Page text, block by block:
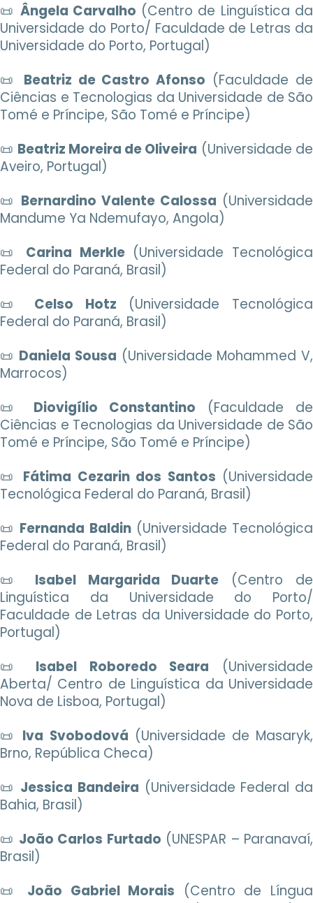
📜 Ângela Carvalho (Centro de Linguística da
Universidade do Porto/ Faculdade de Letras da
Universidade do Porto, Portugal)
📜 Beatriz de Castro Afonso (Faculdade de
Ciências e Tecnologias da Universidade de São
Tomé e Príncipe, São Tomé e Príncipe)
📜 Beatriz Moreira de Oliveira (Universidade de
Aveiro, Portugal)
📜 Bernardino Valente Calossa (Universidade
Mandume Ya Ndemufayo, Angola)
📜 Carina Merkle(Universidade Tecnológica
Federal do Paraná, Brasil)
📜 Celso Hotz (Universidade Tecnológica
Federal do Paraná, Brasil)
📜 Daniela Sousa (Universidade Mohammed V,
Marrocos)
📜 Diovigílio Constantino (Faculdade de
Ciências e Tecnologias da Universidade de São
Tomé e Príncipe, São Tomé e Príncipe)
📜 Fátima Cezarin dos Santos (Universidade
Tecnológica Federal do Paraná, Brasil)
📜 Fernanda Baldin(Universidade Tecnológica
Federal do Paraná, Brasil)
📜 Isabel Margarida Duarte (Centro de
Linguística da Universidade do Porto/
Faculdade de Letras da Universidade do Porto,
Portugal)
📜 Isabel Roboredo Seara (Universidade
Aberta/ Centro de Linguística da Universidade
Nova de Lisboa, Portugal)
📜 Iva Svobodová (Universidade de Masaryk,
Brno, República Checa)
📜 Jessica Bandeira (Universidade Federal da
Bahia, Brasil)
📜 João Carlos Furtado (UNESPAR – Paranavaí,
Brasil)
📜 João Gabriel Morais (Centro de Língua